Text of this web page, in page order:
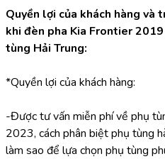
Quyền lợi của khách hàng và
khi đèn pha Kia Frontier
tùng Hải Trung:
*Quyền lợi của khách hàng:
-Được tư vấn miễn phí về phụ
2023, cách phân biệt phụ tùng
làm sao để lựa chọn phụ tùng